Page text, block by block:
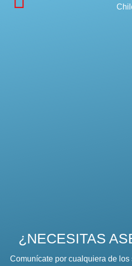
¿NECESITAS
Comunícate por cualquiera de